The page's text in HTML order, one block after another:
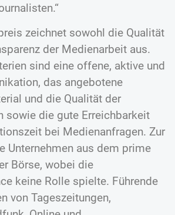
zeichnet sowohl die Qualität
der Medienarbeit aus.
sind eine offene, aktive und
das angebotene
und die Qualität der
sowie die gute Erreichbarkeit
bei Medienanfragen. Zur
Unternehmen aus dem prime
Börse, wobei die
keine Rolle spielte. Führende
von Tageszeitungen,